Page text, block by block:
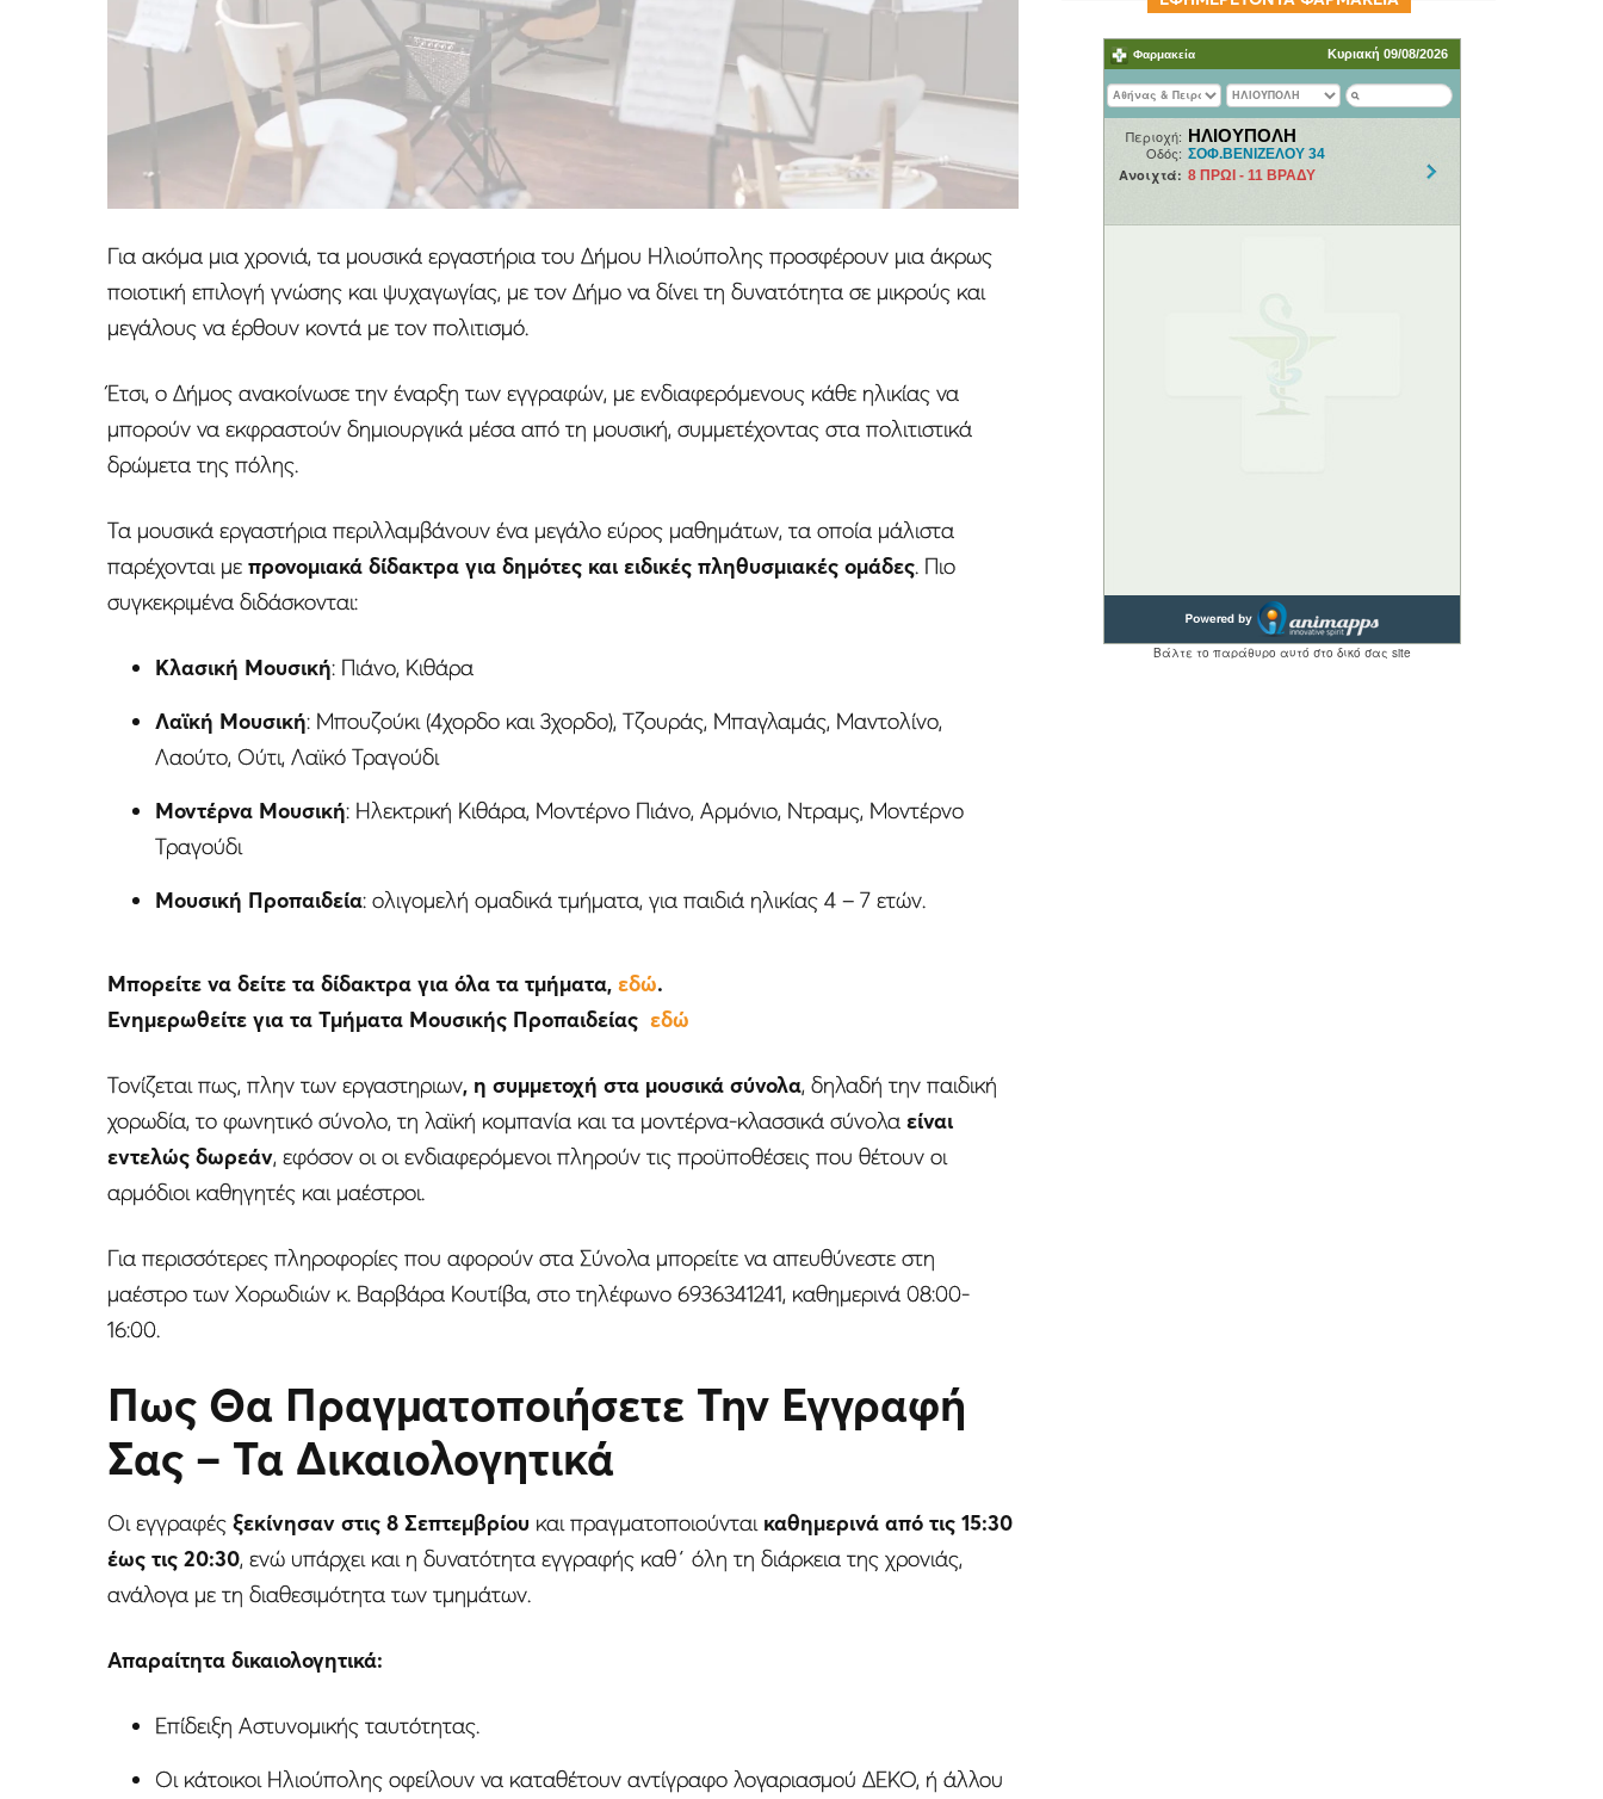
Για ακόμα μια χρονιά, τα μουσικά εργαστήρια του Δήμου Ηλιούπολης προσφέρουν μια άκρως
ποιοτική επιλογή γνώσης και ψυχαγωγίας, με τον Δήμο να δίνει τη δυνατότητα σε μικρούς και
μεγάλους να έρθουν κοντά με τον πολιτισμό.
Έτσι, ο Δήμος ανακοίνωσε την έναρξη των εγγραφών, με ενδιαφερόμενους κάθε ηλικίας να
μπορούν να εκφραστούν δημιουργικά μέσα από τη μουσική, συμμετέχοντας στα πολιτιστικά
δρώμετα της πόλης.
Τα μουσικά εργαστήρια περιλλαμβάνουν ένα μεγάλο εύρος μαθημάτων, τα οποία μάλιστα
παρέχονται με προνομιακά δίδακτρα για δημότες και ειδικές πληθυσμιακές ομάδες. Πιο
συγκεκριμένα διδάσκονται:
Κλασική Μουσική: Πιάνο, Κιθάρα
Λαϊκή Μουσική: Μπουζούκι (4χορδο και 3χορδο), Τζουράς, Μπαγλαμάς, Μαντολίνο,
Λαούτο, Ούτι, Λαϊκό Τραγούδι
Μοντέρνα Μουσική: Ηλεκτρική Κιθάρα, Μοντέρνο Πιάνο, Αρμόνιο, Ντραμς, Μοντέρνο
Τραγούδι
Μουσική Προπαιδεία: ολιγομελή ομαδικά τμήματα, για παιδιά ηλικίας 4 – 7 ετών.
Μπορείτε να δείτε τα δίδακτρα για όλα τα τμήματα, εδώ.
Ενημερωθείτε για τα Τμήματα Μουσικής Προπαιδείας εδώ
Τονίζεται πως, πλην των εργαστηριων, η συμμετοχή στα μουσικά σύνολα, δηλαδή την παιδική
χορωδία, το φωνητικό σύνολο, τη λαϊκή κομπανία και τα μοντέρνα-κλασσικά σύνολα είναι
εντελώς δωρεάν, εφόσον οι οι ενδιαφερόμενοι πληρούν τις προϋποθέσεις που θέτουν οι
αρμόδιοι καθηγητές και μαέστροι.
Για περισσότερες πληροφορίες που αφορούν στα Σύνολα μπορείτε να απευθύνεστε στη
μαέστρο των Χορωδιών κ. Βαρβάρα Κουτίβα, στο τηλέφωνο 6936341241, καθημερινά 08:00-
16:00.
Πως Θα Πραγματοποιήσετε Την Εγγραφή
Σας – Τα Δικαιολογητικά
Οι εγγραφές ξεκίνησαν στις 8 Σεπτεμβρίου και πραγματοποιούνταικαθημερινά από τις 15:30
έως τις 20:30, ενώ υπάρχει και η δυνατότητα εγγραφής καθ΄ όλη τη διάρκεια της χρονιάς,
ανάλογα με τη διαθεσιμότητα των τμημάτων.
Απαραίτητα δικαιολογητικά:
Επίδειξη Αστυνομικής ταυτότητας.
Οι κάτοικοι Ηλιούπολης οφείλουν να καταθέτουν αντίγραφο λογαριασμού ΔΕΚΟ, ή άλλου